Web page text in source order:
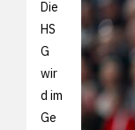
Die
HS
G
wir
d im
Ge